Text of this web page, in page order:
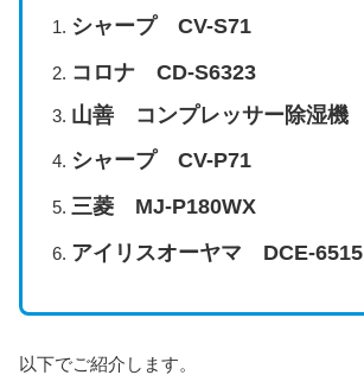
シャープ CV-S71
コロナ CD-S6323
山善 コンプレッサー除湿機
シャープ
CV-P71
三菱 MJ-P180WX
アイリスオーヤマ DCE-6515
以下でご紹介します。